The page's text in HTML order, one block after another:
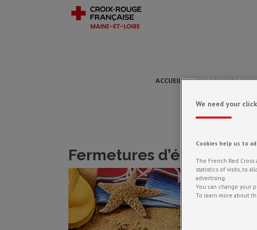
ACCUEIL QUI SOMMES-
Fermetures d’été
We need your
Cookies help us to
The French Red
statistics of visits, to
advertising.
You can change your
To learn more about